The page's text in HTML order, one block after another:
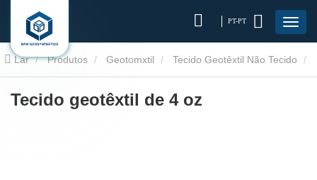
PT-PT
Lar Produtos Geotomxtil Tecido Geotêxtil Não Tecido
Tecido geotêxtil de 4 oz
Tecido geotêxtil de 4 oz